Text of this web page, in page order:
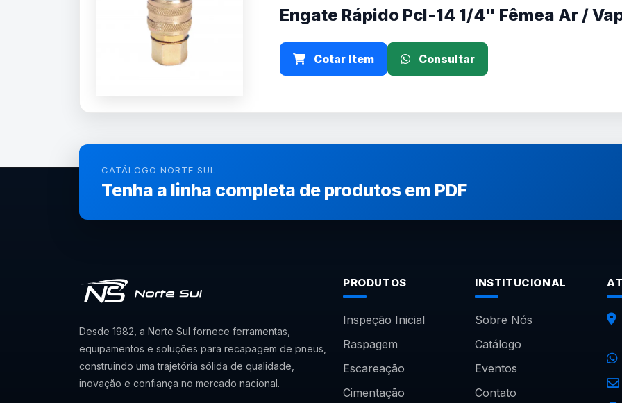
Engate Rápido Pcl-14 1/4" Fêmea Ar /
Cotar Item Consultar
CATÁLOGO NORTE SUL
Tenha a linha completa de produtos em PDF
Desde 1982, a Norte Sul fornece ferramentas,
equipamentos e soluções para recapagem de pneus,
construindo uma trajetória sólida de qualidade,
inovação e confiança no mercado nacional.
PRODUTOS
Inspeção Inicial
Raspagem
Escareação
Cimentação
INSTITUCIONAL
Sobre Nós
Catálogo
Eventos
Contato